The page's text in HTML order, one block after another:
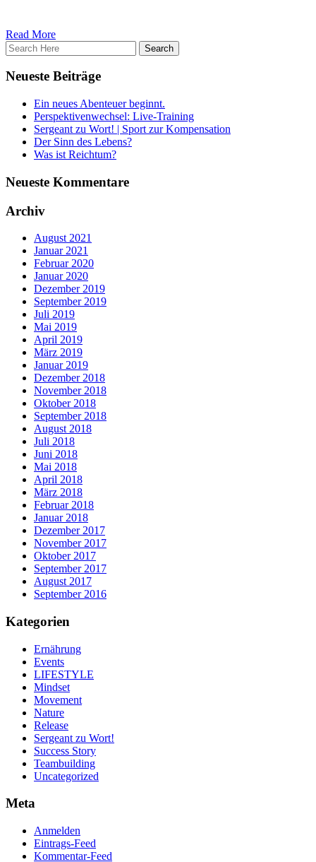
Read More
Neueste Beiträge
Ein neues Abenteuer beginnt.
Perspektivenwechsel: Live-Training
Sergeant zu Wort! | Sport zur Kompensation
Der Sinn des Lebens?
Was ist Reichtum?
Neueste Kommentare
Archiv
August 2021
Januar 2021
Februar 2020
Januar 2020
Dezember 2019
September 2019
Juli 2019
Mai 2019
April 2019
März 2019
Januar 2019
Dezember 2018
November 2018
Oktober 2018
September 2018
August 2018
Juli 2018
Juni 2018
Mai 2018
April 2018
März 2018
Februar 2018
Januar 2018
Dezember 2017
November 2017
Oktober 2017
September 2017
August 2017
September 2016
Kategorien
Ernährung
Events
LIFESTYLE
Mindset
Movement
Nature
Release
Sergeant zu Wort!
Success Story
Teambuilding
Uncategorized
Meta
Anmelden
Eintrags-Feed
Kommentar-Feed